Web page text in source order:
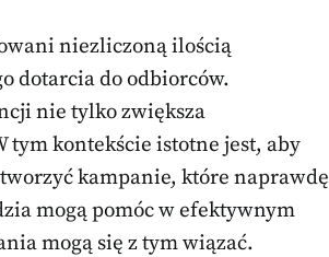
niezliczoną ilością
dotarcia do odbiorców.
nie tylko zwiększa
tym kontekście istotne jest, aby
kampanie, które naprawdę
mogą pomóc w efektywnym
mogą się z tym wiązać.